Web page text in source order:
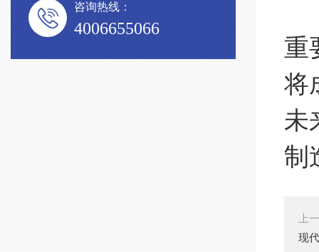
咨询热线：
4006655066
重
将
未
制
上
现